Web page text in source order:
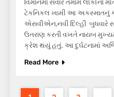
વિમાનમાં સવાર તમામ લોકોનાં
ટેકનિકલ ખામી આ અકસ્માતનું
એસવીએન,નવી દિલ્હી બુધવારે
ઉતરાણ કરતી વખતે નાયબ
ક્રેશ થયું હતું. આ દુર્ઘટનામાં
Read More